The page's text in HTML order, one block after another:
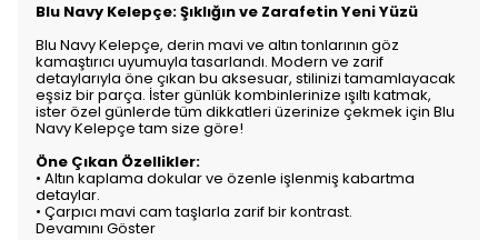
Blu Navy Kelepçe: Şıklığın ve Zarafetin Yeni Yüzü
Blu Navy Kelepçe, derin mavi ve altın tonlarının göz
kamaştırıcı uyumuyla tasarlandı. Modern ve zarif
detaylarıyla öne çıkan bu aksesuar, stilinizi tamamlayacak
eşsiz bir parça. İster günlük kombinlerinize ışıltı katmak,
ister özel günlerde tüm dikkatleri üzerinize çekmek için Blu
Navy Kelepçe tam size göre!
Öne Çıkan Özellikler:
• Altın kaplama dokular ve özenle işlenmiş kabartma
detaylar.
• Çarpıcı mavi cam taşlarla zarif bir kontrast.
Devamını Göster